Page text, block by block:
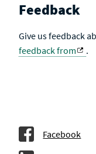
Feedback
Give us feedback
feedback from
.
Facebook